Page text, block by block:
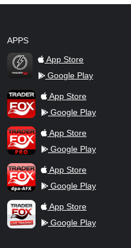
APPS
TraderFox Flash
App Store
Google Play
TraderFox AppApp Store
Google Play
TraderFox ProApp Store
Google Play
TraderFox dpa-AFX ProFeed
App Store
Google Play
TraderFox Live Trading
App Store
Google Play